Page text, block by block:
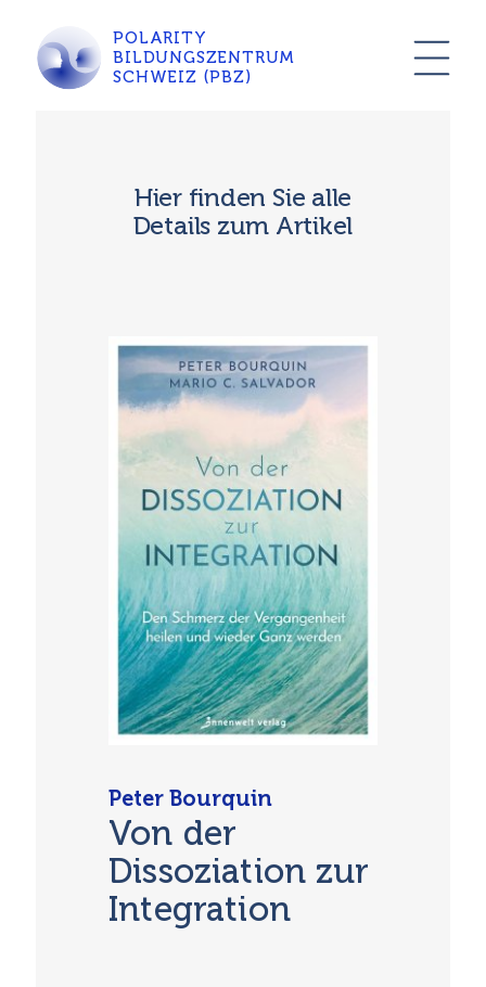
POLARITY
BILDUNGSZENTRUM
SCHWEIZ (PBZ)
Hier finden Sie alle
Details zum Artikel
Peter Bourquin
Von der
Dissoziation zur
Integration